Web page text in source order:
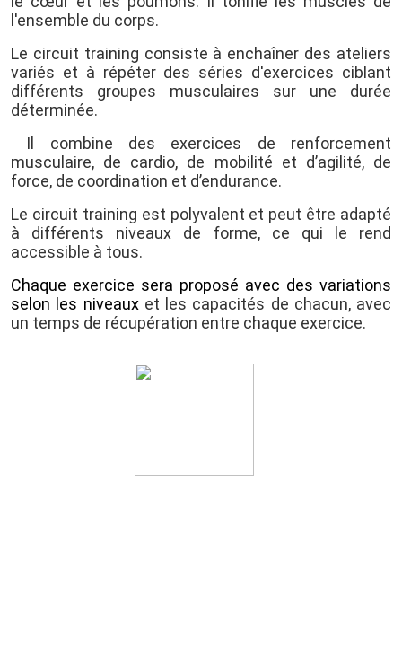
l'ensemble du corps.
Le circuit training consiste à enchaîner des ateliers
variés et à répéter des séries d'exercices ciblant
différents groupes musculaires sur une durée
déterminée.
Il combine des exercices de renforcement
musculaire, de cardio, de mobilité et d’agilité, de
force, de coordination et d’endurance.
Le circuit training est polyvalent et peut être adapté
à différents niveaux de forme, ce qui le rend
accessible à tous.
Chaque exercice sera proposé avec des variations
selon les niveaux et les capacités de chacun, avec
un temps de récupération entre chaque exercice.